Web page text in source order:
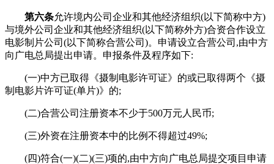
第六条允许境内公司企业和其他经济组织(以下简称中方)
与境外公司企业和其他经济组织(以下简称外方)合资合作设立
电影制片公司(以下简称合营公司)。申请设立合营公司,由中方
向广电总局提出申请。申报条件及程序如下:
(一)中方已取得《摄制电影许可证》的或已取得两个《摄
制电影片许可证(单片)》的;
(二)合营公司注册资本不少于500万元人民币;
(三)外资在注册资本中的比例不得超过49%;
(四)符合(一)(二)(三)项的,由中方向广电总局提交项目申请